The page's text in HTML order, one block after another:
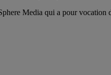
Media qui a pour vocation